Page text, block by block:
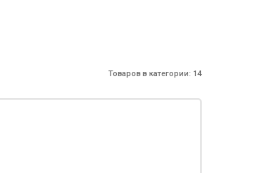
Товаров в категории: 14